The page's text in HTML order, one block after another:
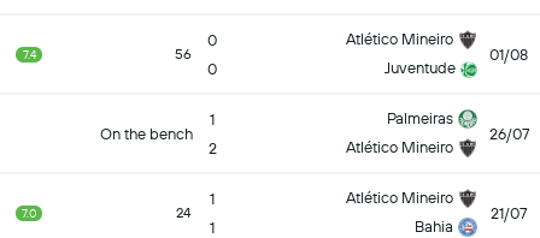
01/08
Atlético Mineiro
Juventude
0
0
56
7.4
26/07
Palmeiras
Atlético Mineiro
1
2
On the bench
21/07
Atlético Mineiro
Bahia
1
1
24
7.0